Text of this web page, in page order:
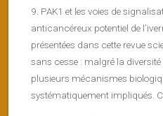
9. PAK1 et les voies de
anticancéreux potentiel de
présentées dans cette revue
sans cesse : malgré la diversité
plusieurs mécanismes
systématiquement impliqués.